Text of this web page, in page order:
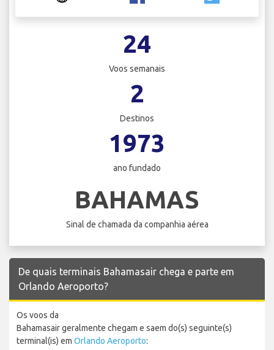
24
Voos semanais
2
Destinos
1973
ano fundado
BAHAMAS
Sinal de chamada da companhia aérea
De quais terminais Bahamasair chega e parte em
Orlando Aeroporto?
Os voos da
Bahamasair geralmente chegam e saem do(s) seguinte(s)
terminal(is) em Orlando Aeroporto: